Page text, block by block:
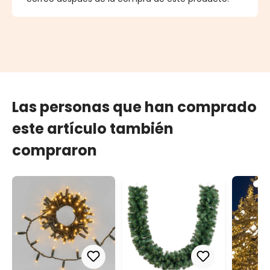
Las personas que han comprado
este artículo también
compraron